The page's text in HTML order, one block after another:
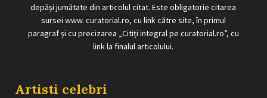
depăși jumătate din articolul citat. Este obligatorie citarea
sursei www. curatorial.ro, cu link către site, în primul
paragraf și cu precizarea „Citiți integral pe curatorial.ro”, cu
link la finalul articolului.
Artisti celebri